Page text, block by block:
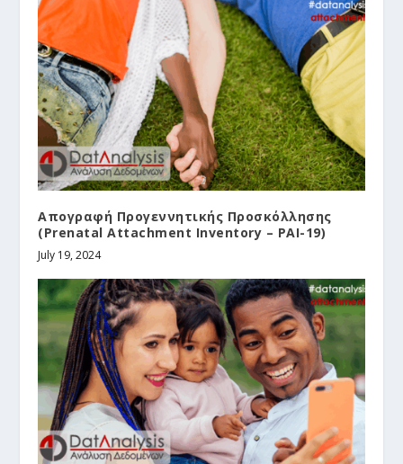
Απογραφή Προγεννητικής Προσκόλλησης
(Prenatal Attachment Inventory – PAI-19)
July 19, 2024